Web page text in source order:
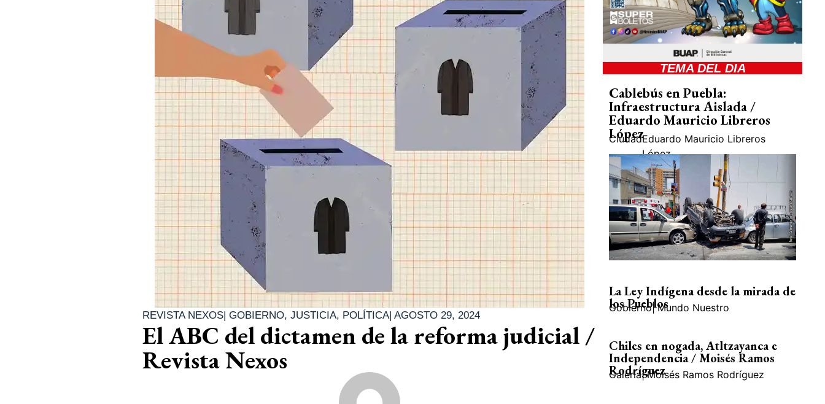
REVISTA NEXOS| GOBIERNO, JUSTICIA, POLÍTICA| AGOSTO 29, 2024
El ABC del dictamen de la reforma judicial /
Revista Nexos
TEMA DEL DIA
Cablebús en Puebla:
Infraestructura Aislada /
Eduardo Mauricio Libreros
López
CiudadEduardo Mauricio Libreros
López
La Ley Indígena desde la mirada de
los Pueblos
Gobierno| Mundo Nuestro
Chiles en nogada, Atltzayanca e
Independencia / Moisés Ramos
Rodríguez
Galería| Moisés Ramos Rodríguez